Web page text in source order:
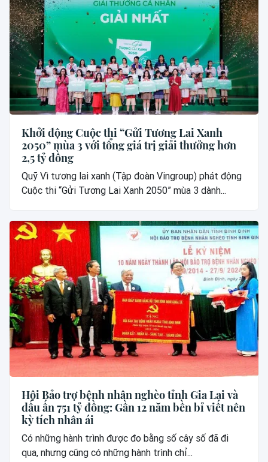
Khởi động Cuộc thi “Gửi Tương Lai Xanh
2050” mùa 3 với tổng giá trị giải thưởng hơn
2,5 tỷ đồng
Quỹ Vì tương lai xanh (Tập đoàn Vingroup) phát động
Cuộc thi “Gửi Tương Lai Xanh 2050” mùa 3 dành...
Hội Bảo trợ bệnh nhân nghèo tỉnh Gia Lai và
dấu ấn 751 tỷ đồng: Gần 12 năm bền bỉ viết nên
kỳ tích nhân ái
Có những hành trình được đo bằng số cây số đã đi
qua, nhưng cũng có những hành trình chỉ...